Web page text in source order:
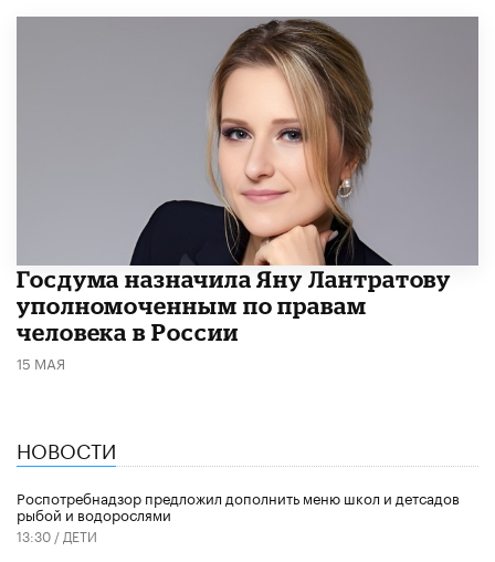
Госдума назначила Яну Лантратову
уполномоченным по правам
человека в России
15 МАЯ
НОВОСТИ
Роспотребнадзор предложил дополнить меню школ и детсадов
рыбой и водорослями
13:30 / ДЕТИ